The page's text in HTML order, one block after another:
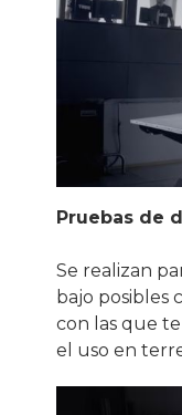
Pruebas de
Se realizan
bajo posibles
con las que
el uso en